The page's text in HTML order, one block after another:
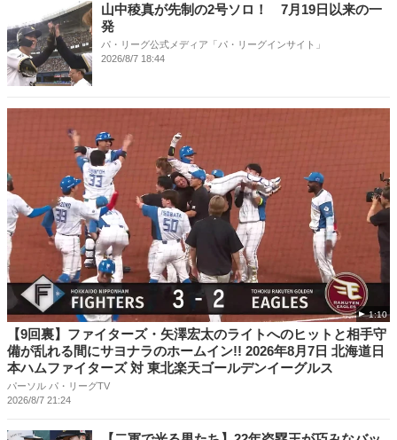
山中稜真が先制の2号ソロ！ 7月19日以来の一
発
パ・リーグ公式メディア「パ・リーグインサイト」
2026/8/7 18:44
1:10
【9回裏】ファイターズ・矢澤宏太のライトへのヒットと相手守
備が乱れる間にサヨナラのホームイン!! 2026年8月7日 北海道日
本ハムファイターズ 対 東北楽天ゴールデンイーグルス
パーソル パ・リーグTV
2026/8/7 21:24